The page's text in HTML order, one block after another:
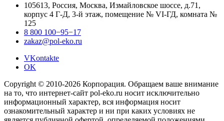
105613, Россия, Москва, Измайловское шоссе, д.71,
корпус 4 Г-Д, 3-й этаж, помещение № VI-ГД, комната №
125
8 800 100−95−17
zakaz@pol-eko.ru
VKontakte
OK
Copyright © 2010-2026 Корпорация. Обращаем ваше внимание
на то, что интернет-сайт pol-eko.ru носит исключительно
информационный характер, вся информация носит
ознакомительный характер и ни при каких условиях не